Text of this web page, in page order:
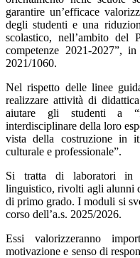
garantire un’efficace
degli studenti e una
scolastico, nell’ambito del
competenze 2021-2027”,
2021/1060.
Nel rispetto delle linee
realizzare attività di
aiutare gli studenti a
interdisciplinare della loro
vista della costruzione in
culturale e professionale”.
Si tratta di laboratori in
linguistico, rivolti agli alunni
di primo grado. I moduli si
corso dell’a.s. 2025/2026.
Essi valorizzeranno
motivazione e senso di